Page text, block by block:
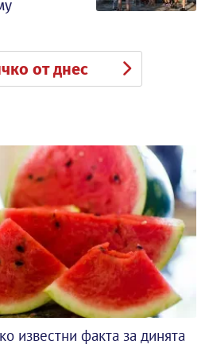
от днес
известни факта за динята